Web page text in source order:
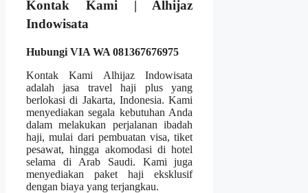
Kontak Kami | Alhijaz
Indowisata
Hubungi VIA WA 081367676975
Kontak Kami Alhijaz Indowisata
adalah jasa travel haji plus yang
berlokasi di Jakarta, Indonesia. Kami
menyediakan segala kebutuhan Anda
dalam melakukan perjalanan ibadah
haji, mulai dari pembuatan visa, tiket
pesawat, hingga akomodasi di hotel
selama di Arab Saudi. Kami juga
menyediakan paket haji eksklusif
dengan biaya yang terjangkau.